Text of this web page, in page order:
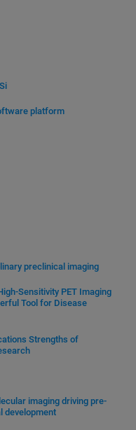
platform
preclinical imaging
Sensitivity PET Imaging
Tool for Disease
Strengths of
imaging driving pre-
development